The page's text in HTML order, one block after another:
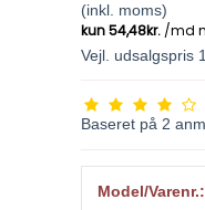
(inkl. moms)
Vejl. udsalgspris
Baseret på 2
Model/Varenr.: